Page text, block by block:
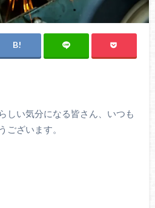
しい気分になる皆さん、いつも
ございます。